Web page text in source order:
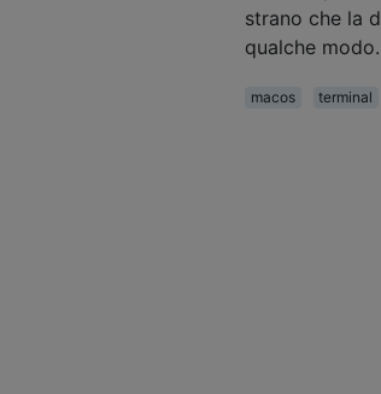
strano che la
qualche modo.
macos terminal